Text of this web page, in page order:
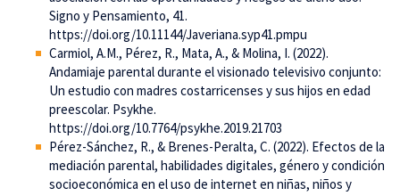
Signo y Pensamiento, 41.
https://doi.org/10.11144/Javeriana.syp41.pmpu
Carmiol, A.M., Pérez, R., Mata, A., & Molina, I. (2022).
Andamiaje parental durante el visionado televisivo conjunto:
Un estudio con madres costarricenses y sus hijos en edad
preescolar. Psykhe.
https://doi.org/10.7764/psykhe.2019.21703
Pérez-Sánchez, R., & Brenes-Peralta, C. (2022). Efectos de la
mediación parental, habilidades digitales, género y condición
socioeconómica en el uso de internet en niñas, niños y